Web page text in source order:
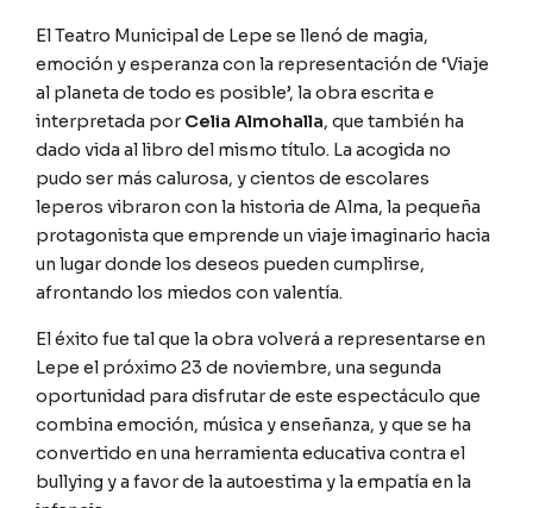
El Teatro Municipal de Lepe se llenó de magia,
emoción y esperanza con la representación de ‘Viaje
al planeta de todo es posible’, la obra escrita e
interpretada por Celia Almohalla, que también ha
dado vida al libro del mismo título. La acogida no
pudo ser más calurosa, y cientos de escolares
leperos vibraron con la historia de Alma, la pequeña
protagonista que emprende un viaje imaginario hacia
un lugar donde los deseos pueden cumplirse,
afrontando los miedos con valentía.
El éxito fue tal que la obra volverá a representarse en
Lepe el próximo 23 de noviembre, una segunda
oportunidad para disfrutar de este espectáculo que
combina emoción, música y enseñanza, y que se ha
convertido en una herramienta educativa contra el
bullying y a favor de la autoestima y la empatía en la